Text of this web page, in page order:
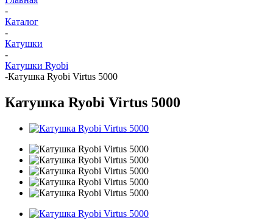
-
Каталог
-
Катушки
-
Катушки Ryobi
-Катушка Ryobi Virtus 5000
Катушка Ryobi Virtus 5000